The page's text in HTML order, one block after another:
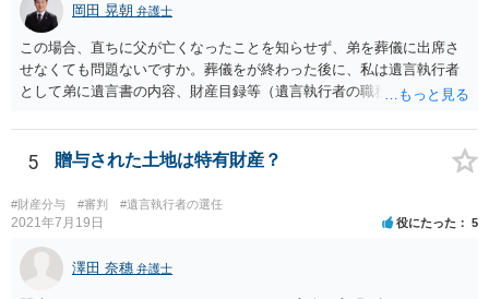
岡田 晃朝 弁護士
この場合、直ちに父が亡くなったことを知らせず、弟を葬儀に出席さ
せなくても問題ないですか。葬儀をが終わった後に、私は遺言執行者
として弟に遺言書の内容、財産目録等（遺言執行者の職務）を知らせ
るかは喪主の自由です。 呼ばなくてもかまいません。 そもそも、そう
いう法律関係にありません。 遺言の内容と遺産の総額の通知、公正証
で、対応しましょう。 そのあとは遺留分の請求などがあればそれへの
対応となるでしょう。
5 贈与された土地は特有財産？
#財産分与 #審判 #遺言執行者の選任
2021年7月19日 役にたった 5
澤田 奈穗 弁護士